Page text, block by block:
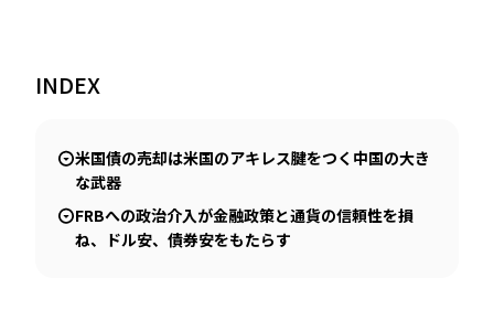
INDEX
米国債の売却は米国のアキレス腱をつく中国の大き
な武器
FRBへの政治介入が金融政策と通貨の信頼性を損
ね、ドル安、債券安をもたらす